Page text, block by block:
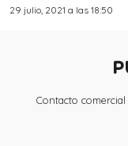
29 julio, 2021 a las 18:50
Contacto comercial